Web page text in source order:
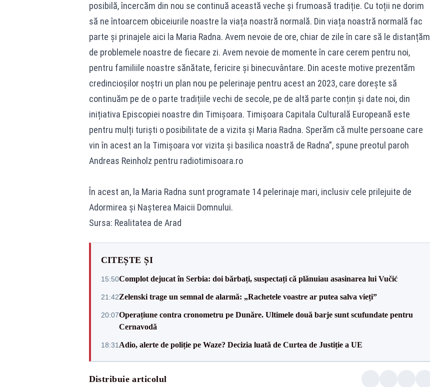
posibilă, încercăm din nou se continuă această veche și frumoasă tradiție. Cu toții ne dorim
să ne întoarcem obiceiurile noastre la viața noastră normală. Din viața noastră normală fac
parte și prinajele aici la Maria Radna. Avem nevoie de ore, chiar de zile în care să le distanțăm
de problemele noastre de fiecare zi. Avem nevoie de momente în care cerem pentru noi,
pentru familiile noastre sănătate, fericire și binecuvântare. Din aceste motive prezentăm
credincioșilor noștri un plan nou pe pelerinaje pentru acest an 2023, care dorește să
continuăm pe de o parte tradițiile vechi de secole, pe de altă parte conțin și date noi, din
inițiativa Episcopiei noastre din Timișoara. Timișoara Capitala Culturală Europeană este
pentru mulți turiști o posibilitate de a vizita și Maria Radna. Sperăm că multe persoane care
vin în acest an la Timișoara vor vizita și basilica noastră de Radna”, spune preotul paroh
Andreas Reinholz pentru radiotimisoara.ro
În acest an, la Maria Radna sunt programate 14 pelerinaje mari, inclusiv cele prilejuite de
Adormirea și Nașterea Maicii Domnului.
Sursa: Realitatea de Arad
CITEȘTE ȘI
15:50Complot dejucat în Serbia: doi bărbați, suspectați că plănuiau asasinarea lui Vučić
21:42Zelenski trage un semnal de alarmă: „Rachetele voastre ar putea salva vieți”
20:07Operațiune contra cronometru pe Dunăre. Ultimele două barje sunt scufundate pentru
Cernavodă
18:31 Adio, alerte de poliție pe Waze? Decizia luată de Curtea de Justiție a UE
Distribuie articolul